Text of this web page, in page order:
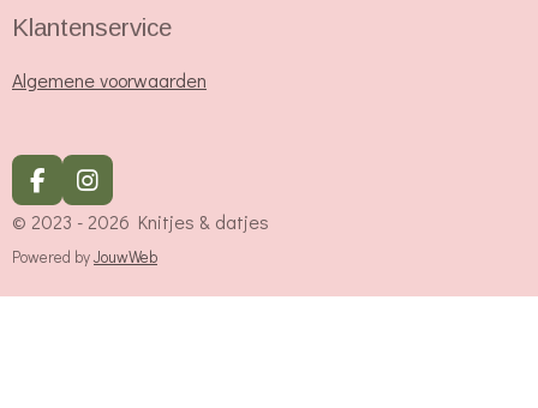
Klantenservice
Algemene voorwaarden
F
a
c
e
o
I
n
s
t
g
© 2023 - 2026 Knitjes & datjes
Powered byJouwWeb